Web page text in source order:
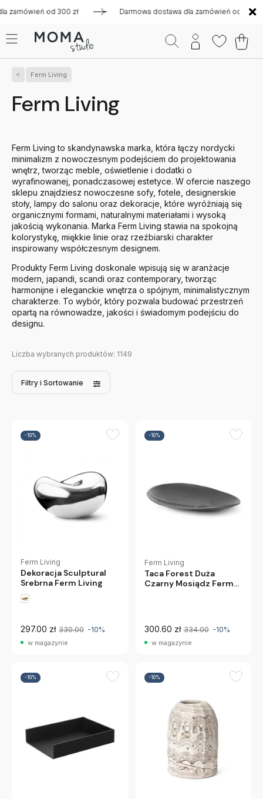
od 300 zł Darmowa dostawa dla zamówień od 300 zł
Ferm Living
Ferm Living
Ferm Living to skandynawska marka, która łączy nordycki
minimalizm z nowoczesnym podejściem do projektowania
wnętrz, tworząc meble, oświetlenie i dodatki o
wyrafinowanej, ponadczasowej estetyce. W ofercie naszego
sklepu znajdziesz nowoczesne sofy, fotele, designerskie
stoły, lampy do salonu oraz dekoracje, które wyróżniają się
organicznymi formami, naturalnymi materiałami i wysoką
jakością wykonania. Marka Ferm Living stawia na spokojną
kolorystykę, miękkie linie oraz rzeźbiarski charakter
inspirowany współczesnym designem.
Produkty Ferm Living doskonale wpisują się w aranżacje
modern, japandi, scandi oraz contemporary, tworząc
harmonijne i eleganckie wnętrza o spójnym, minimalistycznym
charakterze. To wybór, który pozwala budować przestrzeń
opartą na równowadze, jakości i świadomym podejściu do
designu.
Liczba wybranych produktów: 1149
Filtry i Sortowanie
-10%
Ferm Living
Dekoracja Sculptural
Srebrna Ferm Living
297.00 zł 330.00 -10%
w magazynie
-10%
Ferm Living
Taca Forest Duża
Czarny Mosiądz Ferm
300.60 zł 334.00 -10%
w magazynie
-10% -10%